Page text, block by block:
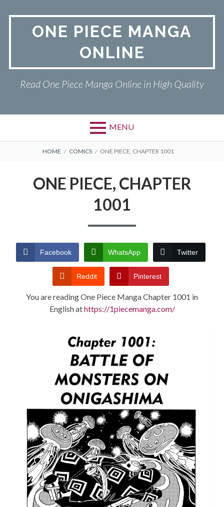
ONE PIECE MANGA
ONLINE
Read One Piece Manga Online in High Quality
MENU
Primary
ONE PIECE
BREADCRUMBS
HOME COMICS ONE PIECE, CHAPTER 1001
ONE PIECE, CHAPTER
1001
Facebook WhatsApp Twitter
Reddit Pinterest
You are reading One Piece Manga Chapter 1001 in
English athttps://1piecemanga.com/